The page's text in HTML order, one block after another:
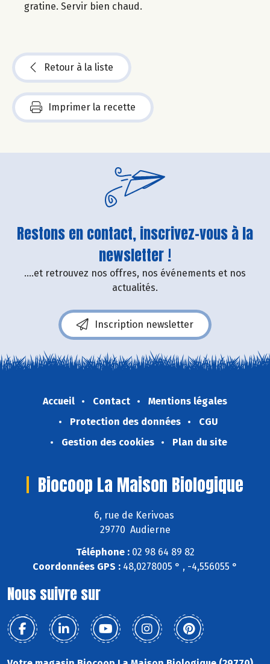
gratine. Servir bien chaud.
Retour à la liste
Imprimer la recette
Restons en contact, inscrivez-vous à la
newsletter !
....et retrouvez nos offres, nos événements et nos
actualités.
Inscription newsletter
Accueil Contact
Mentions légales
Protection des données
CGU
Gestion des cookies
Plan du site
Biocoop La Maison Biologique
6, rue de Kerivoas
29770 Audierne
Téléphone :02 98 64 89 82
Coordonnées GPS : 48,0278005 ° , -4,556055 °
Nous suivre sur